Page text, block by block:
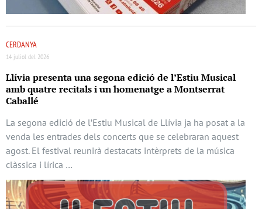
CERDANYA
14 juliol del 2026
Llívia presenta una segona edició de l’Estiu Musical
amb quatre recitals i un homenatge a Montserrat
Caballé
La segona edició de l’Estiu Musical de Llívia ja ha posat a la
venda les entrades dels concerts que se celebraran aquest
agost. El festival reunirà destacats intèrprets de la música
clàssica i lírica …